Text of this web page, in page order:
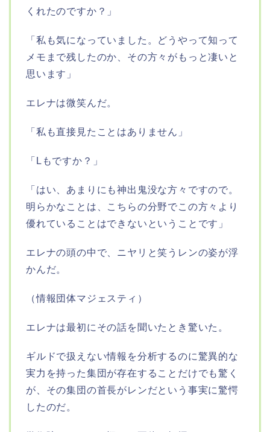
くれたのですか？」
「私も気になっていました。どうやって知って
メモまで残したのか、その方々がもっと凄いと
思います」
エレナは微笑んだ。
「私も直接見たことはありません」
「Lもですか？」
「はい、あまりにも神出鬼没な方々ですので。
明らかなことは、こちらの分野でこの方々より
優れていることはできないということです」
エレナの頭の中で、ニヤリと笑うレンの姿が浮
かんだ。
（情報団体マジェスティ）
エレナは最初にその話を聞いたとき驚いた。
ギルドで扱えない情報を分析するのに驚異的な
実力を持った集団が存在することだけでも驚く
が、その集団の首長がレンだという事実に驚愕
したのだ。